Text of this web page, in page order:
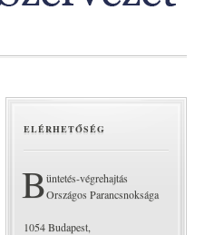
ELÉRHETŐSÉG
Büntetés-végrehajtás
Országos Parancsnoksága
1054 Budapest,